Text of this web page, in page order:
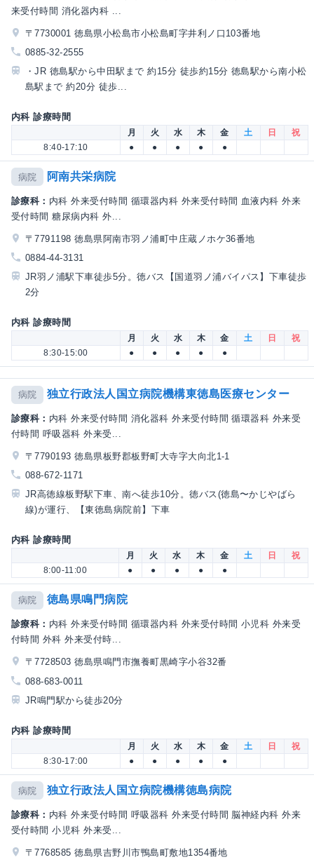
来受付時間 消化器内科 ...
〒7730001 徳島県小松島市小松島町字井利ノ口103番地
0885-32-2555
・JR 徳島駅から中田駅まで 約15分 徒歩約15分 徳島駅から南小松
島駅まで 約20分 徒歩...
内科 診療時間
月 火 水 木 金 土 日
祝
8:40-17:10
● ● ● ● ●
病院 阿南共栄病院
診療科： 内科 外来受付時間 循環器内科 外来受付時間 血液内科 外来
受付時間 糖尿病内科 外...
〒7791198 徳島県阿南市羽ノ浦町中庄蔵ノホケ36番地
0884-44-3131
JR羽ノ浦駅下車徒歩5分。徳バス【国道羽ノ浦バイパス】下車徒歩
2分
内科 診療時間
月 火 水 木 金 土 日
祝
8:30-15:00
● ● ● ● ●
病院 独立行政法人国立病院機構東徳島医療センター
診療科： 内科 外来受付時間 消化器科 外来受付時間 循環器科 外来受
付時間 呼吸器科 外来受...
〒7790193 徳島県板野郡板野町大寺字大向北1-1
088-672-1171
JR高徳線板野駅下車、南へ徒歩10分。徳バス(徳島〜かじやばら
線)が運行、【東徳島病院前】下車
内科 診療時間
月 火 水 木 金 土 日
祝
8:00-11:00
● ● ● ● ●
病院 徳島県鳴門病院
診療科： 内科 外来受付時間 循環器内科 外来受付時間 小児科 外来受
付時間 外科 外来受付時...
〒7728503 徳島県鳴門市撫養町黒崎字小谷32番
088-683-0011
JR鳴門駅から徒歩20分
内科 診療時間
月 火 水 木 金 土 日
祝
8:30-17:00
● ● ● ● ●
病院 独立行政法人国立病院機構徳島病院
診療科： 内科 外来受付時間 呼吸器科 外来受付時間 脳神経内科 外来
受付時間 小児科 外来受...
〒7768585 徳島県吉野川市鴨島町敷地1354番地